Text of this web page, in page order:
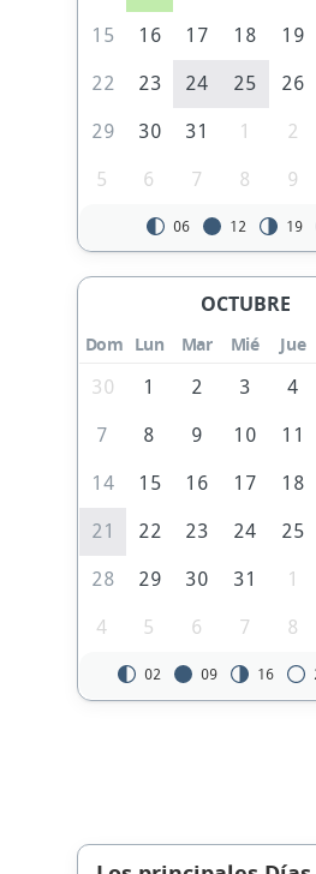
15 16 17 18 19
22 23 24 25 26
29 30 31 1 2
5 6 7 8 9
06 12 19
OCTUBRE
Dom Lun Mar Mié Jue
30
1 2 3 4
7 8 9 10 11
14 15 16 17 18
21 22 23 24 25
28 29 30 31 1
4 5 6 7 8
02 09 16